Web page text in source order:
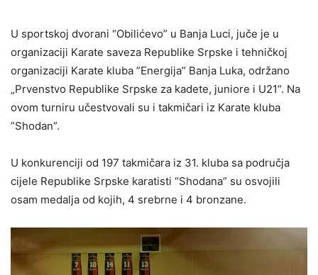
U sportskoj dvorani “Obilićevo” u Banja Luci, juče je u
organizaciji Karate saveza Republike Srpske i tehničkoj
organizaciji Karate kluba ”Energija” Banja Luka, održano
„Prvenstvo Republike Srpske za kadete, juniore i U21“. Na
ovom turniru učestvovali su i takmičari iz Karate kluba
”Shodan”.
U konkurenciji od 197 takmičara iz 31. kluba sa područja
cijele Republike Srpske karatisti “Shodana” su osvojili
osam medalja od kojih, 4 srebrne i 4 bronzane.